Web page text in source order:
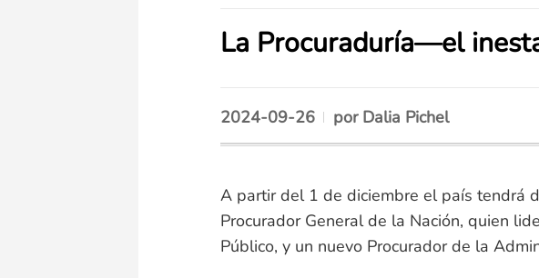
La Procuraduría—el
2024-09-26 por Dalia Pichel
A partir del 1 de diciembre el país tendrá
Procurador General de la Nación, quien
Público, y un nuevo Procurador de la